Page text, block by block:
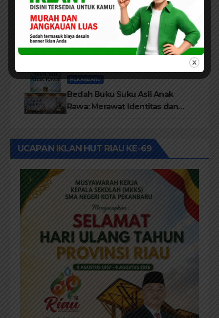
dari Disdikbud Rohil
DAERAH ROKAN HILIR
Lembaga Tepak Sirih Buka
Festival Kampung Literasi dan
TBM/Perpustakaan Desa 2026
PEKANBARU
Bedah Buku Suku Asli Anak
Rawa: Merawat Identitas dan
UCAPAN IKLAN HUT RIAU KE-69